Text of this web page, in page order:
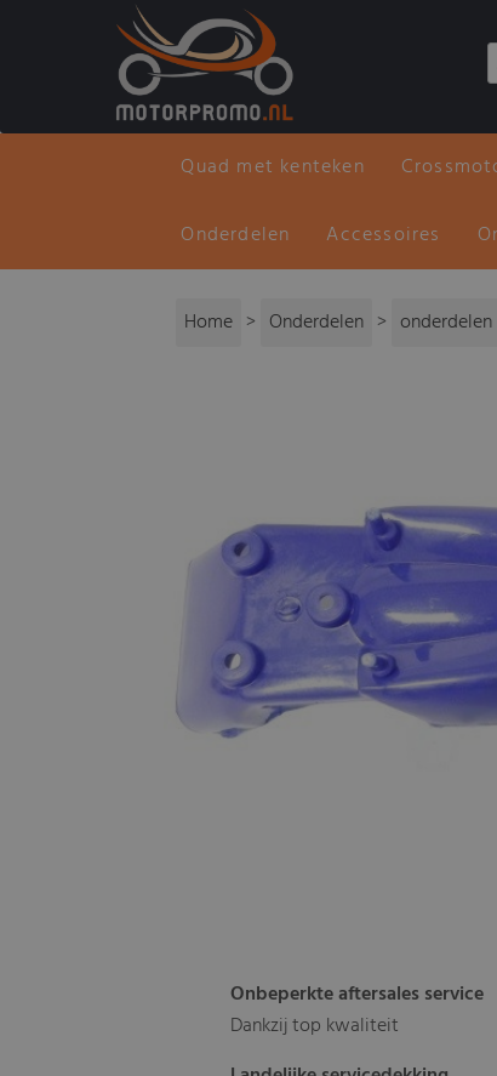
Quad met kenteken
Onderdelen Accessoires
Home > Onderdelen >
Onbeperkte aftersales service
Dankzij top kwaliteit